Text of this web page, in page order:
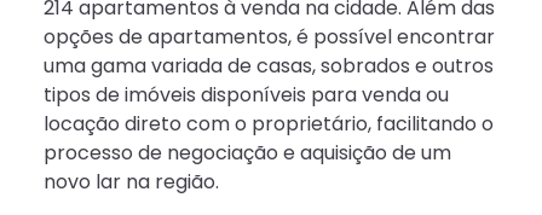
214 apartamentos à venda na cidade. Além das
opções de apartamentos, é possível encontrar
uma gama variada de casas, sobrados e outros
tipos de imóveis disponíveis para venda ou
locação direto com o proprietário, facilitando o
processo de negociação e aquisição de um
novo lar na região.